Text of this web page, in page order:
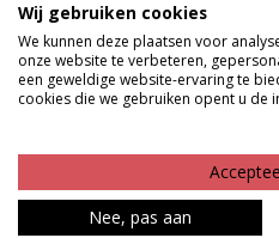
Bekijk voorraad winkel
Item to love! Deze gave
mee te nemen. Je kan haar
binnenzijde zit nog een
Wij gebruiken cookies
We kunnen deze plaatsen voor
onze website te verbeteren,
een geweldige website-ervaring te
cookies die we gebruiken opent u de
Nee, pas aan